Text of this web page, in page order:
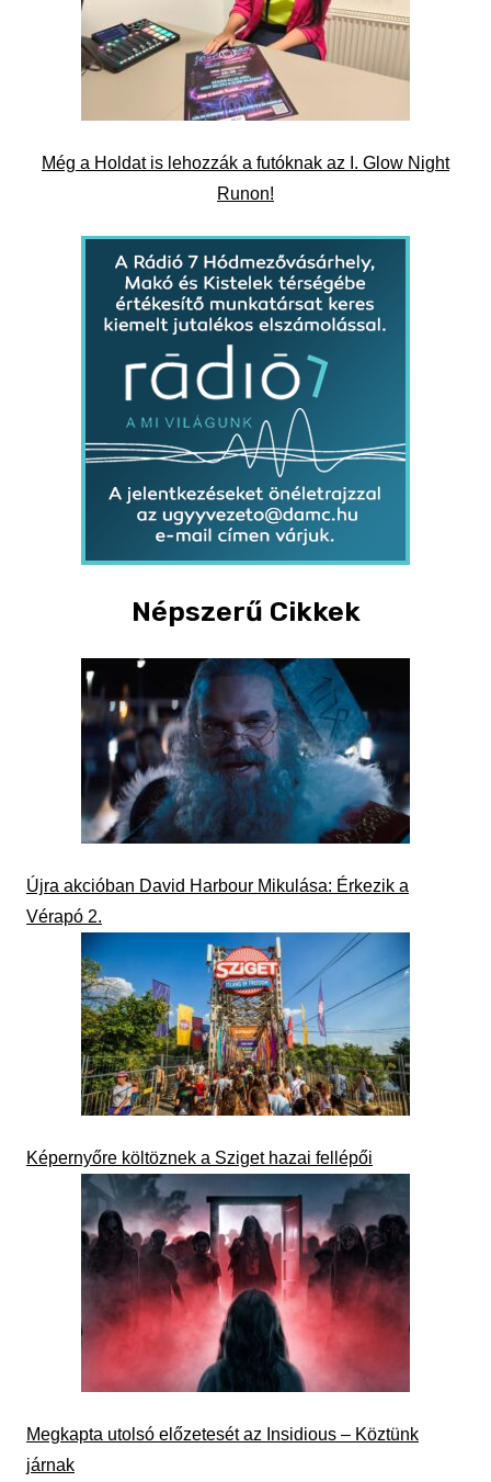
Még a Holdat is lehozzák a futóknak az I. Glow Night
Runon!
Népszerű Cikkek
Újra akcióban David Harbour Mikulása: Érkezik a
Vérapó 2.
Képernyőre költöznek a Sziget hazai fellépői
Megkapta utolsó előzetesét az Insidious – Köztünk
járnak